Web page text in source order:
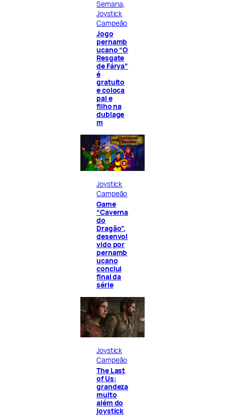
Semana
Joystick
Campeão
Jogo
pernamb
ucano “O
Resgate
de Fárya”
é
gratuito
e coloca
pai e
filho na
dublage
m
Joystick
Campeão
Game
“Caverna
do
Dragão”,
desenvol
vido por
pernamb
ucano
conclui
final da
série
Joystick
Campeão
The Last
of Us:
grandeza
muito
além do
joystick